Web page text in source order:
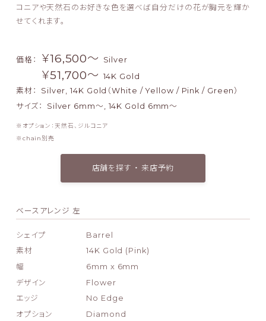
コニアや天然石のお好きな色を選べば自分だけの花が胸元を輝か
せてくれます。
価格： ￥16,500〜 Silver
￥51,700〜 14K Gold
素材：
Silver, 14K Gold（White / Yellow / Pink / Green）
サイズ：
Silver 6mm～, 14K Gold 6mm～
オプション：天然石、ジルコニア
chain別売
店舗を探す ・ 来店予約
ベースアレンジ 左
シェイプ
Barrel
素材
14K Gold (Pink)
幅
6mm x 6mm
デザイン
Flower
エッジ
No Edge
オプション
Diamond